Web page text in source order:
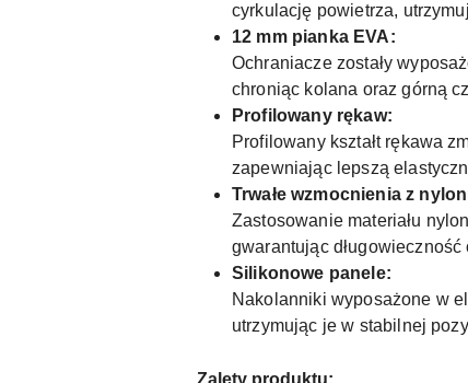
cyrkulację powietrza,
12 mm pianka EVA:
Ochraniacze zostały
chroniąc kolana oraz górną
Profilowany rękaw:
Profilowany kształt rękawa
zapewniając lepszą
Trwałe wzmocnienia z
Zastosowanie materiału
gwarantując długowieczność
Silikonowe panele:
Nakolanniki wyposażone w
utrzymując je w stabilnej